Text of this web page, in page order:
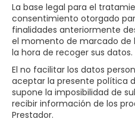
La base legal para el
consentimiento otorgado
finalidades anteriormente
el momento de marcado de
la hora de recoger sus datos.
El no facilitar los datos
aceptar la presente política
supone la imposibilidad de
recibir información de los
Prestador.